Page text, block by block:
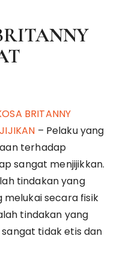
BRITANNY
– Pelaku yang
terhadap
sangat menjijikkan.
tindakan yang
melukai secara fisik
tindakan yang
tidak etis dan